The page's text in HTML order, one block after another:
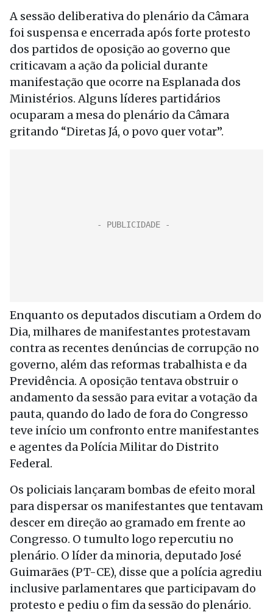
A sessão deliberativa do plenário da Câmara
foi suspensa e encerrada após forte protesto
dos partidos de oposição ao governo que
criticavam a ação da policial durante
manifestação que ocorre na Esplanada dos
Ministérios. Alguns líderes partidários
ocuparam a mesa do plenário da Câmara
gritando “Diretas Já, o povo quer votar”.
Enquanto os deputados discutiam a Ordem do
Dia, milhares de manifestantes protestavam
contra as recentes denúncias de corrupção no
governo, além das reformas trabalhista e da
Previdência. A oposição tentava obstruir o
andamento da sessão para evitar a votação da
pauta, quando do lado de fora do Congresso
teve início um confronto entre manifestantes
e agentes da Polícia Militar do Distrito
Federal.
Os policiais lançaram bombas de efeito moral
para dispersar os manifestantes que tentavam
descer em direção ao gramado em frente ao
Congresso. O tumulto logo repercutiu no
plenário. O líder da minoria, deputado José
Guimarães (PT-CE), disse que a polícia agrediu
inclusive parlamentares que participavam do
protesto e pediu o fim da sessão do plenário.